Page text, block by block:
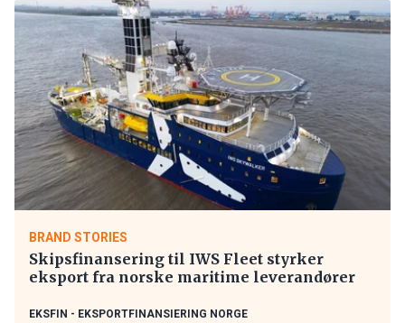
BRAND STORIES
Skipsfinansering til IWS Fleet styrker
eksport fra norske maritime leverandører
EKSFIN - EKSPORTFINANSIERING NORGE